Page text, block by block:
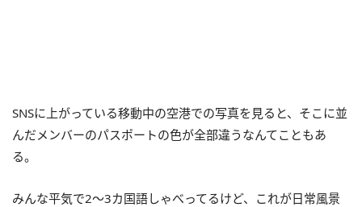
SNSに上がっている移動中の空港での写真を見ると、そこに並
んだメンバーのパスポートの色が全部違うなんてこともあ
る。
みんな平気で2～3カ国語しゃべってるけど、これが日常風景